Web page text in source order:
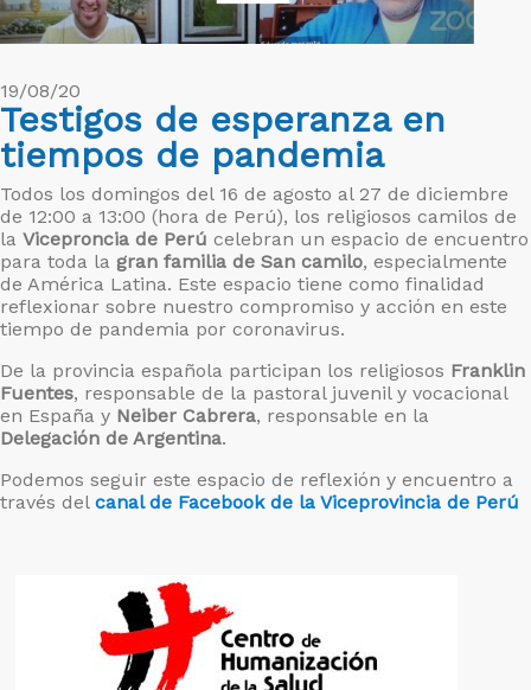
19/08/20
Testigos de esperanza en
tiempos de pandemia
Todos los domingos del 16 de agosto al 27 de diciembre
de 12:00 a 13:00 (hora de Perú), los religiosos camilos de
la Viceproncia de Perú celebran un espacio de encuentro
para toda la gran familia de San camilo, especialmente
de América Latina. Este espacio tiene como finalidad
reflexionar sobre nuestro compromiso y acción en este
tiempo de pandemia por coronavirus.
De la provincia española participan los religiosos Franklin
Fuentes, responsable de la pastoral juvenil y vocacional
en España y Neiber Cabrera, responsable en la
Delegación de Argentina.
Podemos seguir este espacio de reflexión y encuentro a
través del canal de Facebook de la Viceprovincia de Perú